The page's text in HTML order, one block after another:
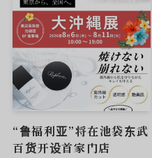
“鲁福利亚”将在池袋东武
百货开设首家门店